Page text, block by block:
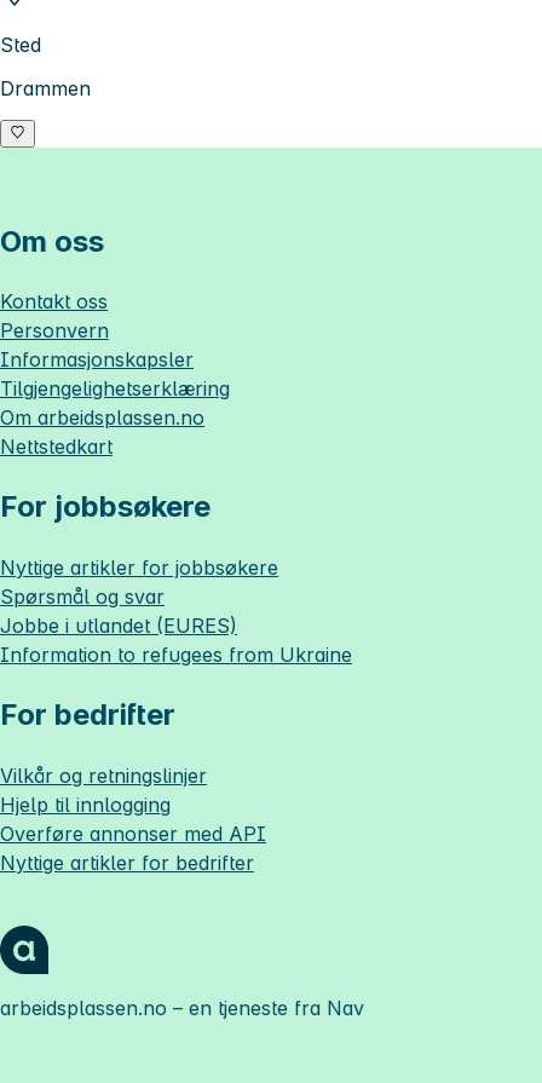
Sted
Drammen
Om oss
Kontakt oss
Personvern
Informasjonskapsler
Tilgjengelighetserklæring
Om arbeidsplassen.no
Nettstedkart
For jobbsøkere
Nyttige artikler for jobbsøkere
Spørsmål og svar
Jobbe i utlandet (EURES)
Information to refugees from Ukraine
For bedrifter
Vilkår og retningslinjer
Hjelp til innlogging
Overføre annonser med API
Nyttige artikler for bedrifter
arbeidsplassen.no – en tjeneste fra Nav